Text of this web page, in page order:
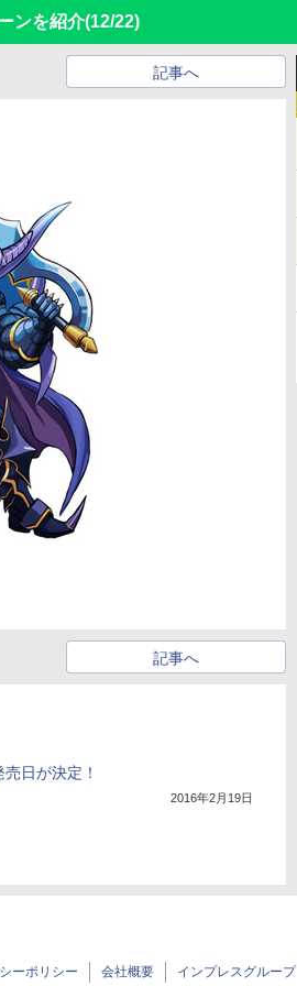
ンを紹介(12/22)
記事へ
記事へ
売日が決定！
2016年2月19日
ーポリシー 会社概要 インプレスグループ